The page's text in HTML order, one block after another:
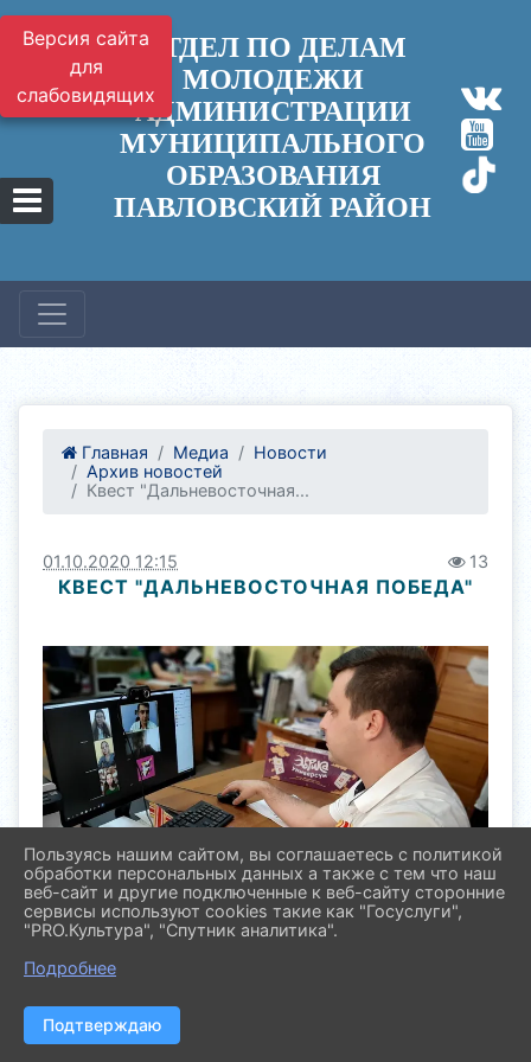
Версия сайта
для
слабовидящих
ОТДЕЛ ПО ДЕЛАМ
МОЛОДЕЖИ
АДМИНИСТРАЦИИ
МУНИЦИПАЛЬНОГО
ОБРАЗОВАНИЯ
ПАВЛОВСКИЙ РАЙОН
Главная Медиа
Новости
Архив новостей
Квест "Дальневосточная...
01.10.2020 12:15 13
КВЕСТ "ДАЛЬНЕВОСТОЧНАЯ ПОБЕДА"
Был проведен квест "Дальневосточная Победа",
посвященный Дню окончания Второй мировой
войны, совместно с ученическим Советом
Пользуясь нашим сайтом, вы соглашаетесь с политикой
обработки персональных данных а также с тем что наш
веб-сайт и другие подключенные к веб-сайту сторонние
сервисы используют cookies такие как "Госуслуги",
"PRO.Культура", "Спутник аналитика".
Подробнее
Подтверждаю